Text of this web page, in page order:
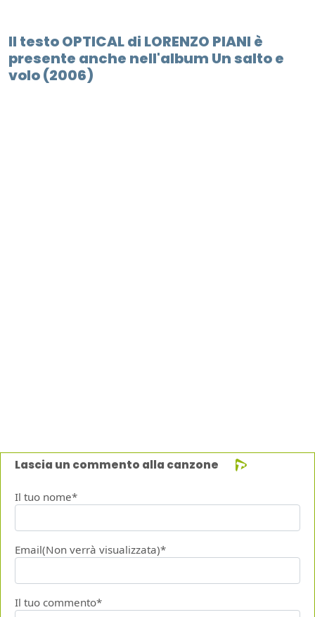
Il testo OPTICAL di LORENZO PIANI è
presente anche nell'album Un salto e
volo (2006)
Lascia un commento alla canzone
Il tuo nome*
Email(Non verrà visualizzata)*
Il tuo commento*